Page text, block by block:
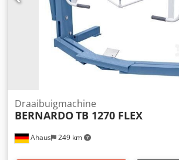
Ahaus 249 km
Draaibuigmachine
BERNARDOTB 1270 FLEX